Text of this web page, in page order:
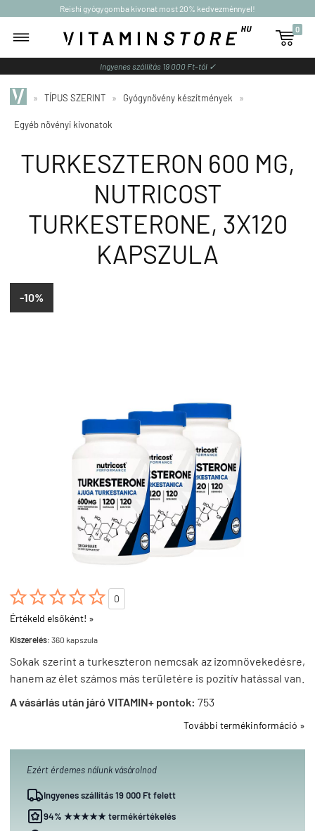
Reishi gyógygomba kivonat most 20% kedvezménnyel!

0
Ingyenes szállítás 19 000 Ft-tól ✓
» TÍPUS SZERINT » Gyógynövény készítmények »
Egyéb növényi kivonatok
TURKESZTERON 600 MG,
NUTRICOST
TURKESTERONE, 3X120
KAPSZULA
-10%

0
Értékeld elsőként! »
Kiszerelés: 360 kapszula
Sokak szerint a turkeszteron nemcsak az izomnövekedésre,
hanem az élet számos más területére is pozitív hatással van.
A vásárlás után járó VITAMIN+ pontok: 753
További termékinformáció »
Ezért érdemes nálunk vásárolnod
Ingyenes szállítás 19 000 Ft felett
94% ★★★★★ termékértékelés